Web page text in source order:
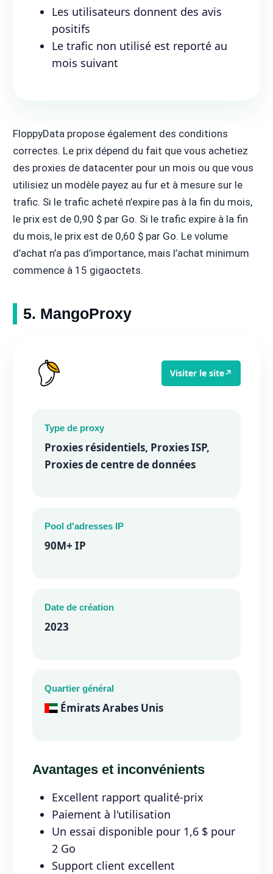
Les utilisateurs donnent des avis
positifs
Le trafic non utilisé est reporté au
mois suivant
FloppyData propose également des conditions
correctes. Le prix dépend du fait que vous achetiez
des proxies de datacenter pour un mois ou que vous
utilisiez un modèle payez au fur et à mesure sur le
trafic. Si le trafic acheté n’expire pas à la fin du mois,
le prix est de 0,90 $ par Go. Si le trafic expire à la fin
du mois, le prix est de 0,60 $ par Go. Le volume
d’achat n’a pas d’importance, mais l’achat minimum
commence à 15 gigaoctets.
5. MangoProxy
Visiter le site↗
Type de proxy
Proxies résidentiels, Proxies ISP,
Proxies de centre de données
Pool d'adresses IP
90M+ IP
Date de création
2023
Quartier général
Émirats Arabes Unis
Avantages et inconvénients
Excellent rapport qualité-prix
Paiement à l'utilisation
Un essai disponible pour 1,6 $ pour
2 Go
Support client excellent